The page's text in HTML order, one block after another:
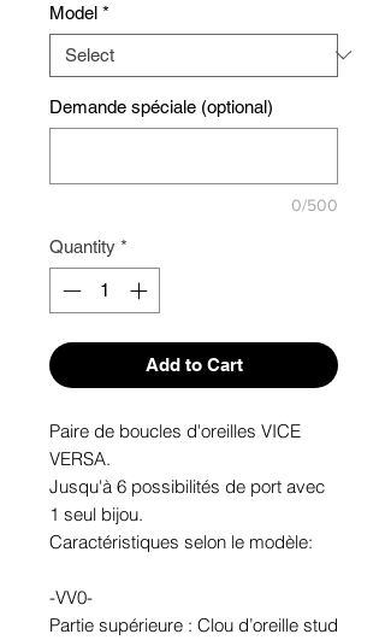
Model *
Demande spéciale (optional)
0/500
Quantity *
Add to Cart
Paire de boucles d'oreilles VICE
VERSA.
Jusqu'à 6 possibilités de port avec
1 seul bijou.
Caractéristiques selon le modèle:
-VV0-
Partie supérieure : Clou d’oreille stud